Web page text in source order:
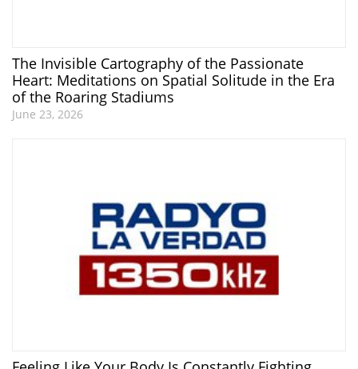
The Invisible Cartography of the Passionate
Heart: Meditations on Spatial Solitude in the Era
of the Roaring Stadiums
June 23, 2026